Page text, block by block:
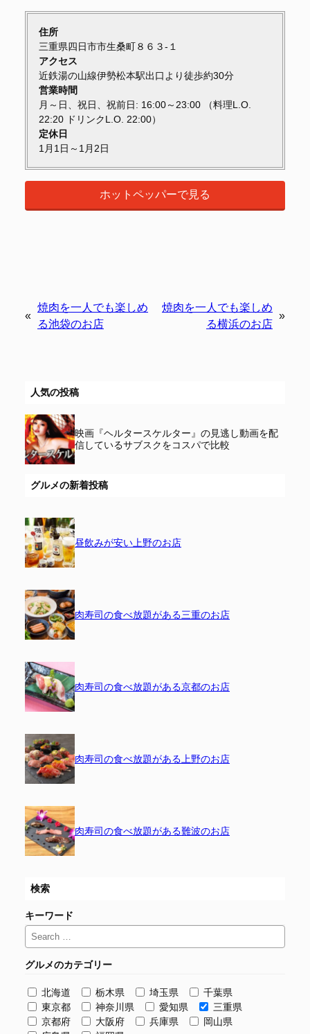
住所
三重県四日市市生桑町８６３-１
アクセス
近鉄湯の山線伊勢松本駅出口より徒歩約30分
営業時間
月～日、祝日、祝前日: 16:00～23:00 （料理L.O.
22:20 ドリンクL.O. 22:00）
定休日
1月1日～1月2日
ホットペッパーで見る
«
焼肉を一人でも楽しめ
る池袋のお店
焼肉を一人でも楽しめ
る横浜のお店
»
人気の投稿
映画『ヘルタースケルター』の見逃し動画を配
信しているサブスクをコスパで比較
グルメの新着投稿
昼飲みが安い上野のお店
肉寿司の食べ放題がある三重のお店
肉寿司の食べ放題がある京都のお店
肉寿司の食べ放題がある上野のお店
肉寿司の食べ放題がある難波のお店
検索
キーワード
グルメのカテゴリー
北海道 栃木県 埼玉県
千葉県
東京都
神奈川県 愛知県
三重県
京都府
大阪府 兵庫県
岡山県